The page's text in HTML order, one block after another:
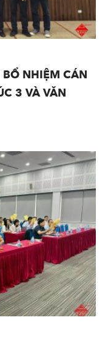
NHIỆM CÁN
3 VÀ VĂN